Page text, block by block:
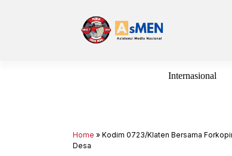
Internasional
Home » Kodim 0723/Klaten Bersama
Desa